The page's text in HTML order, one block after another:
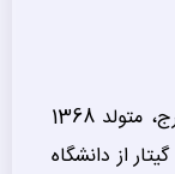
بهترین استاد گیتاردر کرج، متولد 1368
از دانشگاه